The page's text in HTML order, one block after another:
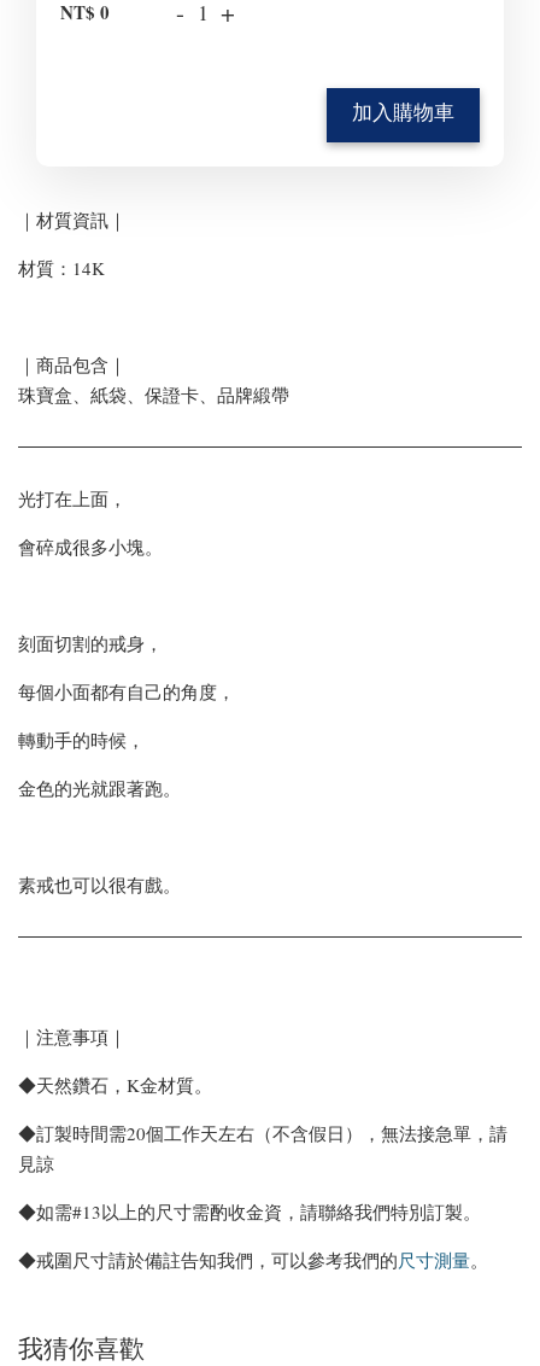
NT$ 0 - +
加入購物車
｜材質資訊｜
材質：14K
｜商品包含｜
珠寶盒、紙袋、保證卡、品牌緞帶
光打在上面，
會碎成很多小塊。
刻面切割的戒身，
每個小面都有自己的角度，
轉動手的時候，
金色的光就跟著跑。
素戒也可以很有戲。
｜注意事項｜
◆天然鑽石，K金材質。
◆訂製時間需20個工作天左右（不含假日），無法接急單，請
見諒
◆如需#13以上的尺寸需酌收金資，請聯絡我們特別訂製。
◆戒圍尺寸請於備註告知我們，可以參考我們的尺寸測量。
我猜你喜歡